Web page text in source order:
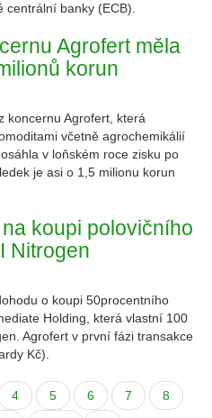
banky (ECB).
Agrofert měla
korun
koncernu Agrofert, která
včetně agrochemikálií
v loňském roce zisku po
je asi o 1,5 milionu korun
koupi polovičního
Nitrogen
o koupi 50procentního
Holding, která vlastní 100
Agrofert v první fázi transakce
Kč).
4 5 6 7
8